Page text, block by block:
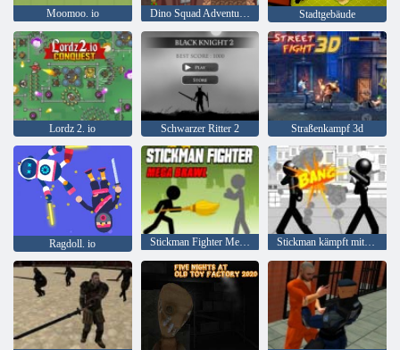
Moomoo. io Dino Squad Adventure 2 Stadtgebäude
Lordz 2. io Schwarzer Ritter 2 Straßenkampf 3d
Ragdoll. io Stickman Fighter Mega Brawl Stickman kämpft mit 3D